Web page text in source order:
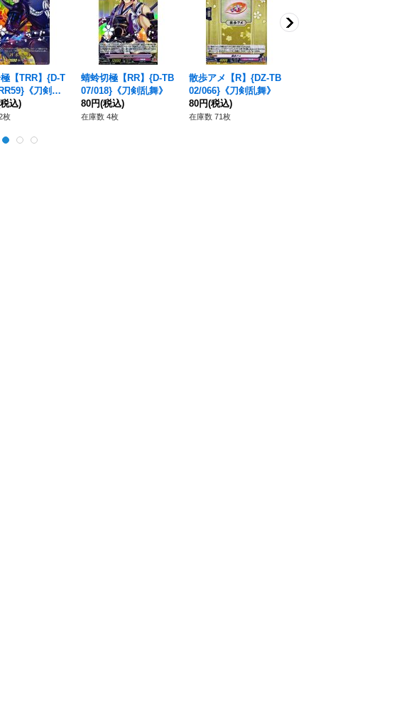
【TRR】{D-T
《刀剣乱
込)
枚
蜻蛉切極【RR】{D-TB
07/018}《刀剣乱舞》
80円(税込)
在庫数 4枚
散歩アメ【R】{DZ-TB
02/066}《刀剣乱舞》
80円(税込)
在庫数 71枚